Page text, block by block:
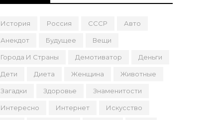
История Россия СССР Авто
Анекдот Будущее Вещи
Города И Страны Демотиватор Деньги
Дети Диета Женщина Животные
Загадки Здоровье Знаменитости
Интересно Интернет Искусство